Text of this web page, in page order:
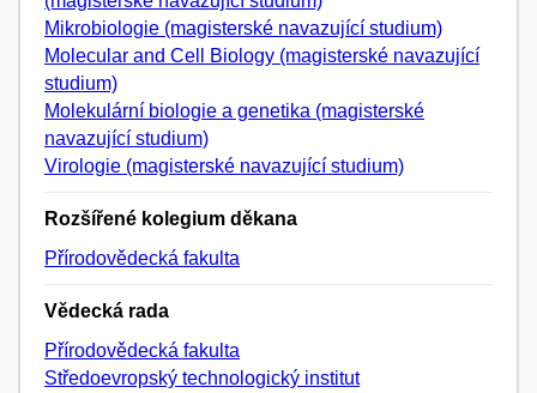
Mikrobiologie (magisterské navazující studium)
Molecular and Cell Biology (magisterské navazující
studium)
Molekulární biologie a genetika (magisterské
navazující studium)
Virologie (magisterské navazující studium)
Rozšířené kolegium děkana
Přírodovědecká fakulta
Vědecká rada
Přírodovědecká fakulta
Středoevropský technologický institut